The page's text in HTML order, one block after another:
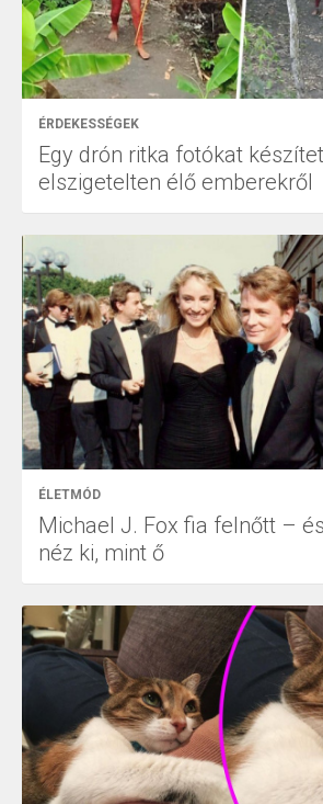
ÉRDEKESSÉGEK
Egy drón ritka fotókat
elszigetelten élő emberekről
ÉLETMÓD
Michael J. Fox fia felnőtt –
néz ki, mint ő